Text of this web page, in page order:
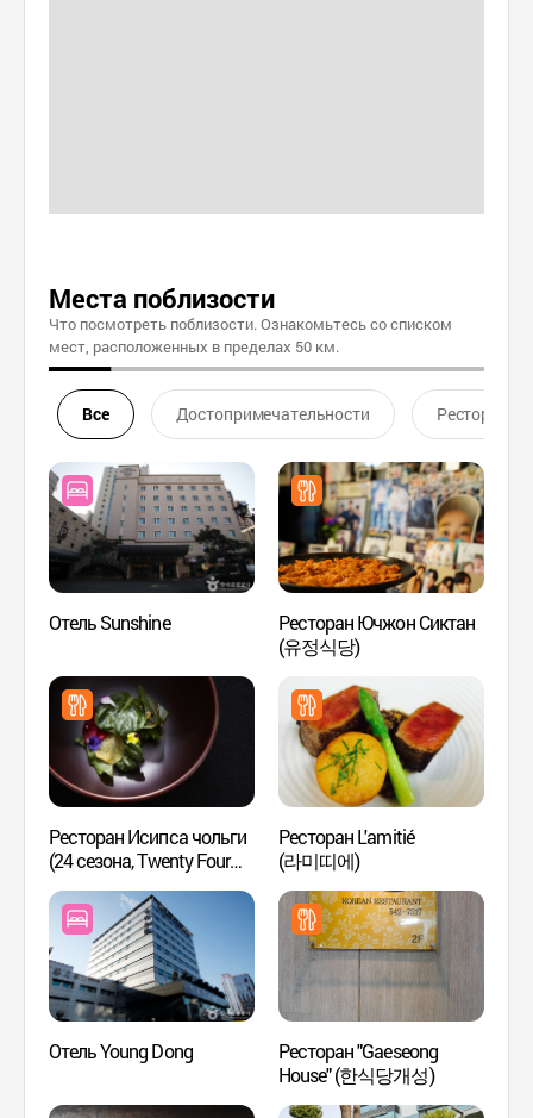
Места поблизости
Что посмотреть поблизости. Ознакомьтесь со списком
мест, расположенных в пределах 50 км.
Все Достопримечательности Ресторан
Отель Sunshine
Ресторан Ючжон Сиктан
(유정식당)
Ресторан Исипса чольги
(24 сезона, Twenty Four
Ресторан L'amitié
(라미띠에)
Отель Young Dong
Ресторан "Gaeseong
House" (한식당개성)